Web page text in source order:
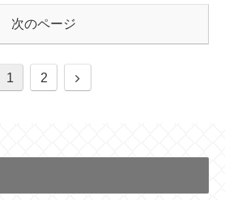
次のページ
1 2